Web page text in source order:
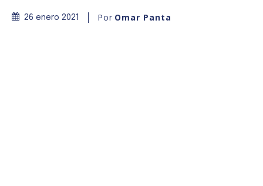
26 enero 2021 Por Omar Panta